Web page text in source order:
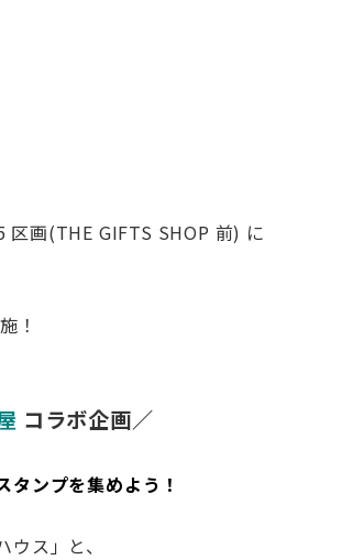
区画(THE GIFTS SHOP 前) に
！
コラボ企画／
ンプを集めよう！
ス」と、